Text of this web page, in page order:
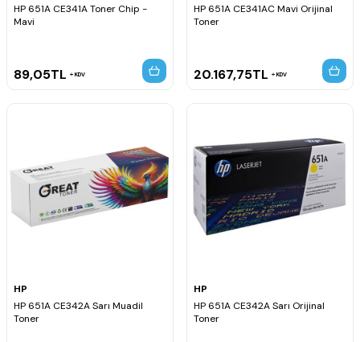
HP 651A CE341A Toner Chip -
Mavi
89,05TL KDV
HP 651A CE341AC Mavi Orijinal
Toner
20.167,75TL KDV
HP
HP 651A CE342A Sarı Muadil
Toner
HP
HP 651A CE342A Sarı Orijinal
Toner